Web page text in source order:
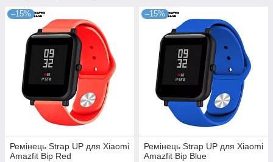
–15%
Ремінець Strap UP для Xiaomi
Amazfit Bip Red
–15%
Ремінець Strap UP для Xiaomi
Amazfit Bip Blue